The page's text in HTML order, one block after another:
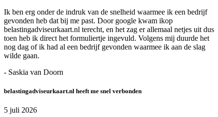
Ik ben erg onder de indruk van de snelheid waarmee ik een bedrijf
gevonden heb dat bij me past. Door google kwam ikop
belastingadviseurkaart.nl terecht, en het zag er allemaal netjes uit dus
toen heb ik direct het formuliertje ingevuld. Volgens mij duurde het
nog dag of ik had al een bedrijf gevonden waarmee ik aan de slag
wilde gaan.
- Saskia van Doorn
belastingadviseurkaart.nl heeft me snel verbonden
5 juli 2026